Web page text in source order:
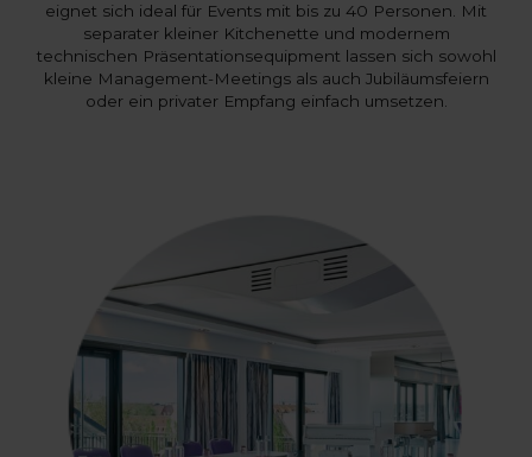
eignet sich ideal für Events mit bis zu 40 Personen. Mit
separater kleiner Kitchenette und modernem
technischen Präsentationsequipment lassen sich sowohl
kleine Management-Meetings als auch Jubiläumsfeiern
oder ein privater Empfang einfach umsetzen.